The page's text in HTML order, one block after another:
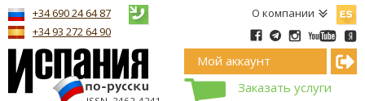
О компании
+34 690 24 64 87
+34 93 272 64 90
Мой аккаунт
Заказать услуги